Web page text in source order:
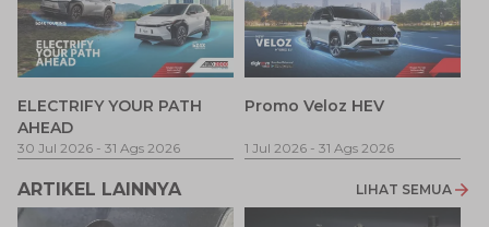
ELECTRIFY YOUR PATH
AHEAD
30 Jul 2026 - 31 Ags 2026
Promo Veloz HEV
1 Jul 2026 - 31 Ags 2026
ARTIKEL LAINNYA LIHAT SEMUA